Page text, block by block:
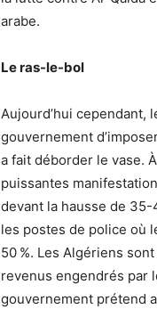
arabe.
Le ras-le-bol
Aujourd’hui cependant,
gouvernement
a fait déborder le vase. À
puissantes
devant la hausse de 35-
les postes de police où
50 %. Les Algériens
revenus engendrés par
gouvernement prétend